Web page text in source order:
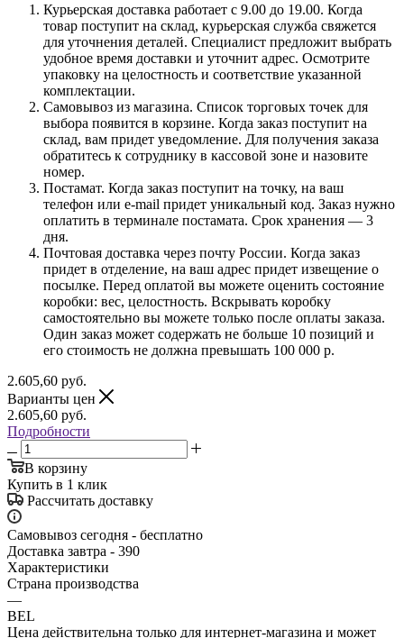
Курьерская доставка работает с 9.00 до 19.00. Когда
товар поступит на склад, курьерская служба свяжется
для уточнения деталей. Специалист предложит выбрать
удобное время доставки и уточнит адрес. Осмотрите
упаковку на целостность и соответствие указанной
комплектации.
Самовывоз из магазина. Список торговых точек для
выбора появится в корзине. Когда заказ поступит на
склад, вам придет уведомление. Для получения заказа
обратитесь к сотруднику в кассовой зоне и назовите
номер.
Постамат. Когда заказ поступит на точку, на ваш
телефон или e-mail придет уникальный код. Заказ нужно
оплатить в терминале постамата. Срок хранения — 3
дня.
Почтовая доставка через почту России. Когда заказ
придет в отделение, на ваш адрес придет извещение о
посылке. Перед оплатой вы можете оценить состояние
коробки: вес, целостность. Вскрывать коробку
самостоятельно вы можете только после оплаты заказа.
Один заказ может содержать не больше 10 позиций и
его стоимость не должна превышать 100 000 р.
2.605,60 руб.
Варианты цен
2.605,60 руб.
Подробности
В корзину
Купить в 1 клик
Рассчитать доставку
Самовывоз сегодня - бесплатно
Доставка завтра - 390
Характеристики
Страна производства
—
BEL
Цена действительна только для интернет-магазина и может